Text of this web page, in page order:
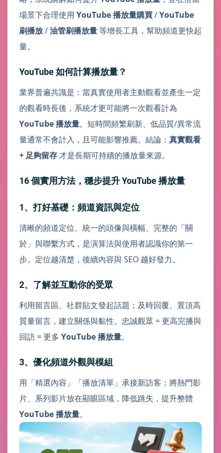
場景下合理使用 YouTube 播放量購買/YouTube
刷播放/油管刷播放量等增長工具，幫助頻道更快起
量。
YouTube 如何計算播放量？
業界普遍共識是：當真實使用者主動觀看並產生一定
的觀看時長後，系統才更可能將一次觀看計為
YouTube 播放量。短時間頻繁刷新、低品質/異常流
量通常不會計入，且可能影響推薦。結論： 真實觀看
+ 足夠留存才是長期可持續的播放量來源。
16 個實用方法，穩步提升 YouTube 播放量
1、打好基礎：頻道資訊與定位
清晰的頻道定位、統一的頭像與橫幅、完整的「關
於」與聯繫方式，是演算法與使用者認識你的第一
步。定位越清楚，後續內容與 SEO 越好發力。
2、了解並互動你的受眾
利用留言區、社群貼文發起話題；及時回覆、置頂高
質量留言，建立關係與黏性。忠誠觀眾 = 更高完播與
回訪 = 更多 YouTube 播放量。
3、優化頻道外觀與模組
用「精選內容」「播放清單」承接新訪客；將熱門影
片、系列影片放在顯眼區域，降低跳失，提升整體
YouTube 播放量。